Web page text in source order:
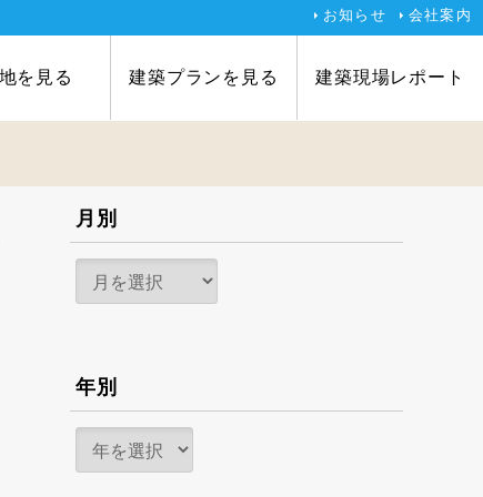
お知らせ 会社案内
を見る 建築プランを見る 建築現場レポート
月別
年別